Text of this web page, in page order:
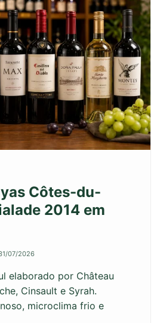
Côtes-du-
2014 em
07/2026
elaborado por Château
Cinsault e Syrah.
microclima frio e